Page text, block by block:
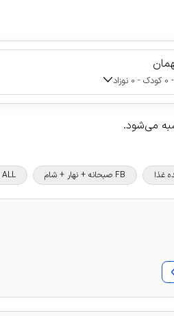
می‌شود.
FB صبحانه + نهار + شام ALL سرویس کامل غذا و نوشیدنی